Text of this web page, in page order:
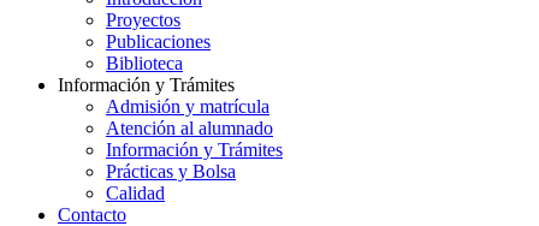
Proyectos
Publicaciones
Biblioteca
Información y Trámites
Admisión y matrícula
Atención al alumnado
Información y Trámites
Prácticas y Bolsa
Calidad
Contacto